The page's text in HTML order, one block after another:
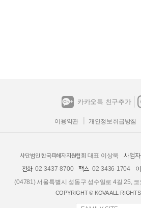
카카오톡 친구추가
이용약관 개인정보취급방침
사단법인 한국피해자지원협회 대표 이상욱 사업
전화 02-3437-8700 팩스 02-3436-1704
(04781) 서울특별시 성동구 성수일로 4길 25,
COPYRIGHT © KOVA ALL